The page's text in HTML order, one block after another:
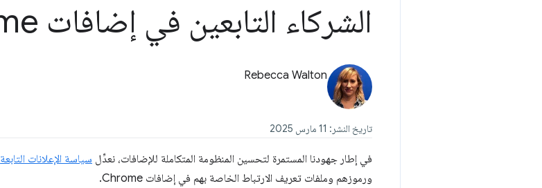
الشركاء التابعين في إضافات Chrome
Rebecca Walton
تاريخ النشر: 11 مارس 2025
في إطار جهودنا المستمرة لتحسين المنظومة المتكاملة للإضافات، نعدِّل سياسة الإعلانات التابعة
ورموزهم وملفات تعريف الارتباط الخاصة بهم في إضافات Chrome.